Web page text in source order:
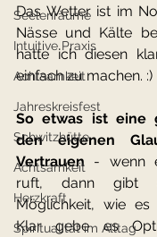
Seelenräume
Intuitive Praxis
Achtsamkeit
Jahreskreisfest
Schwitzhütte
Achtsamkeit
Herzkraft
Spiritualität im Alltag
Das Wetter ist im
Nässe und Kälte
hatte ich diesen
einfach zu machen. :)
So etwas ist eine
den eigenen
Vertrauen - wenn
ruft, dann gibt
Möglichkeit, wie es
Klar gebe es